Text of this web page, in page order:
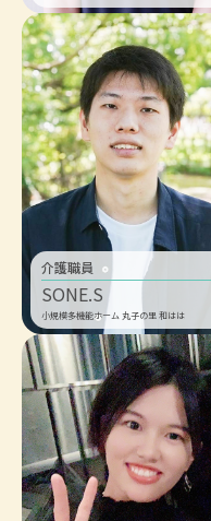
介護職員
SONE.S
小規模多機能ホーム 丸子の里 和はは